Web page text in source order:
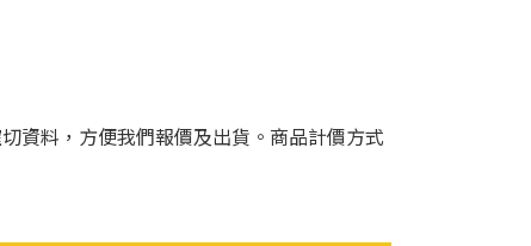
資料，方便我們報價及出貨。商品計價方式